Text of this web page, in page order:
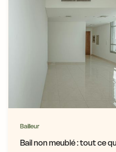
Bailleur
Bail non meublé : tout ce